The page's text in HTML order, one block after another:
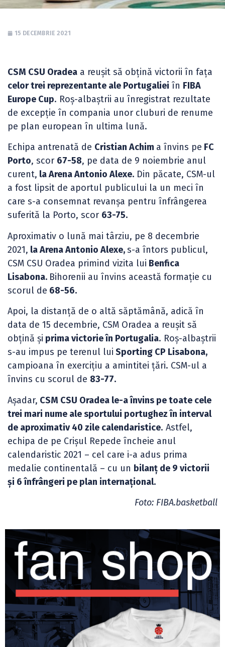
15 DECEMBRIE 2021
CSM CSU Oradea a reușit să obțină victorii în fața
celor trei reprezentante ale Portugaliei în FIBA
Europe Cup. Roș-albaștrii au înregistrat rezultate
de excepție în compania unor cluburi de renume
pe plan european în ultima lună.
Echipa antrenată de Cristian Achim a învins pe FC
Porto, scor 67-58, pe data de 9 noiembrie anul
curent, la Arena Antonio Alexe. Din păcate, CSM-ul
a fost lipsit de aportul publicului la un meci în
care s-a consemnat revanșa pentru înfrângerea
suferită la Porto, scor 63-75.
Aproximativ o lună mai târziu, pe 8 decembrie
2021, la Arena Antonio Alexe,s-a întors publicul,
CSM CSU Oradea primind vizita lui Benfica
Lisabona. Bihorenii au învins această formație cu
scorul de 68-56.
Apoi, la distanță de o altă săptămână, adică în
data de 15 decembrie, CSM Oradea a reușit să
obțină și prima victorie în Portugalia. Roș-albaștrii
s-au impus pe terenul lui Sporting CP Lisabona,
campioana în exercițiu a amintitei țări. CSM-ul a
învins cu scorul de 83-77.
Așadar, CSM CSU Oradea le-a învins pe toate cele
trei mari nume ale sportului portughez în interval
de aproximativ 40 zile calendaristice. Astfel,
echipa de pe Crișul Repede încheie anul
calendaristic 2021 – cel care i-a adus prima
medalie continentală – cu un bilanț de 9 victorii
și 6 înfrângeri pe plan internațional.
Foto: FIBA.basketball